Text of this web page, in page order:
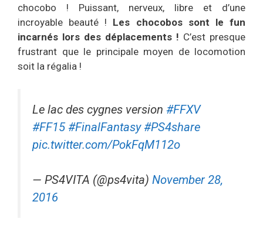
chocobo ! Puissant, nerveux, libre et d’une
incroyable beauté ! Les chocobos sont le fun
incarnés lors des déplacements ! C’est presque
frustrant que le principale moyen de locomotion
soit la régalia !
Le lac des cygnes version #FFXV
#FF15 #FinalFantasy #PS4share
pic.twitter.com/PokFqM112o
— PS4VITA (@ps4vita) November 28,
2016